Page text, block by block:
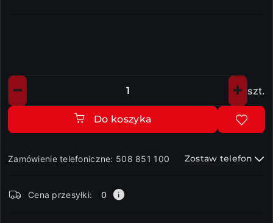
Ilość szt.
Do koszyka
Zamówienie telefoniczne: 508 851 100 Zostaw telefon
i
Cena przesyłki: 0